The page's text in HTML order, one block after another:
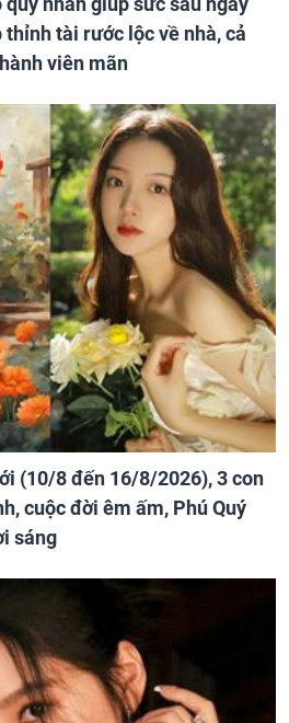
tài rước lộc về nhà, cả
viên mãn
(10/8 đến 16/8/2026), 3 con
cuộc đời êm ấm, Phú Quý
sáng